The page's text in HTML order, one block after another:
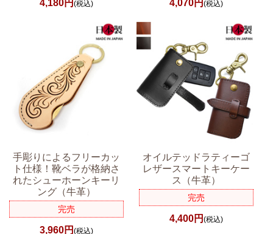
4,180円(税込) 4,070円 (税込)
手彫りによるフリーカッ
ト仕様！靴ベラが格納さ
れたシューホーンキーリ
ング（牛革）
完売
3,960円(税込)
オイルテッドラティーゴ
レザースマートキーケー
ス（牛革）
完売
4,400円 (税込)